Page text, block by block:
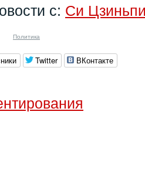
с: Си
Политика
Twitter ВКонтакте